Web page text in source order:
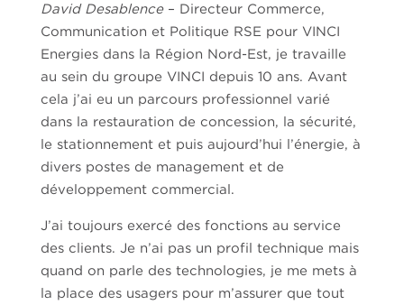
David Desablence– Directeur Commerce,
Communication et Politique RSE pour VINCI
Energies dans la Région Nord-Est, je travaille
au sein du groupe VINCI depuis 10 ans. Avant
cela j’ai eu un parcours professionnel varié
dans la restauration de concession, la sécurité,
le stationnement et puis aujourd’hui l’énergie, à
divers postes de management et de
développement commercial.
J’ai toujours exercé des fonctions au service
des clients. Je n’ai pas un profil technique mais
quand on parle des technologies, je me mets à
la place des usagers pour m’assurer que tout